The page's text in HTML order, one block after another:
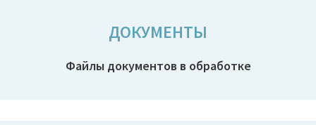
ДОКУМЕНТЫ
Файлы документов в обработке